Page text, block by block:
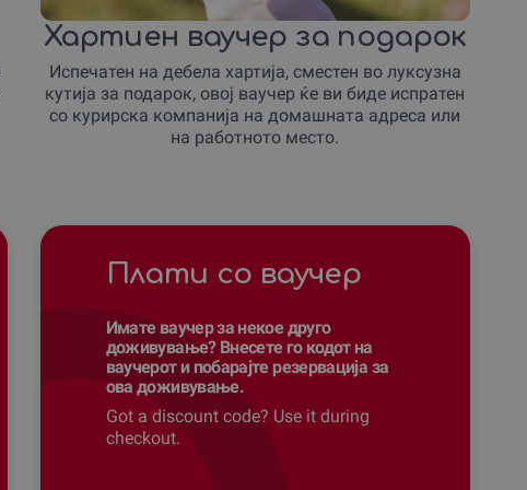
Хартиен ваучер за подарок
Испечатен на дебела хартија, сместен во луксузна
кутија за подарок, овој ваучер ќе ви биде испратен
со курирска компанија на домашната адреса или
на работното место.
Плати со ваучер
Имате ваучер за некое друго
доживување? Внесете го кодот на
ваучерот и побарајте резервација за
ова доживување.
Got a discount code? Use it during
checkout.